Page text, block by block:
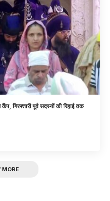
गिरफ्तारी पूर्व सदस्यों की रिहाई तक
MORE